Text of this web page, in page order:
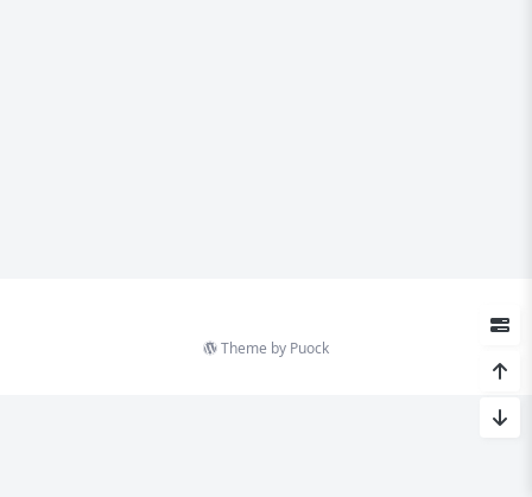
Theme by Puock